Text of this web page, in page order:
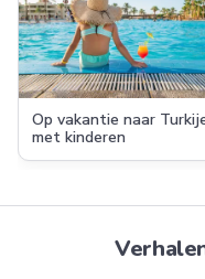
Op vakantie naar
met kinderen